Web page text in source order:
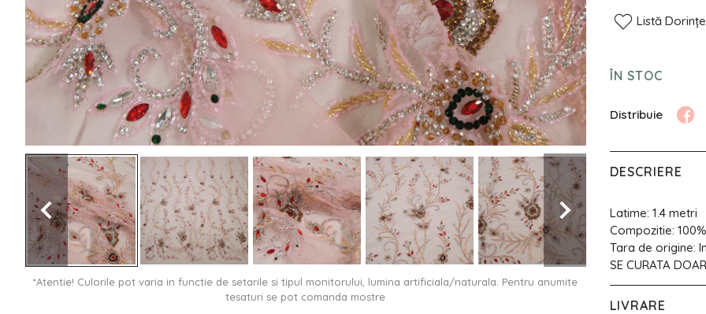
*Atentie! Culorile pot varia in functie de setarile si tipul monitorului, lumina artificiala/naturala. Pentru anumite
tesaturi se pot comanda mostre
Listă Dorințe
ÎN STOC
DESCRIERE
Latime: 1.4 metri
Compozitie:
Tara de origine:
SE CURATA
LIVRARE